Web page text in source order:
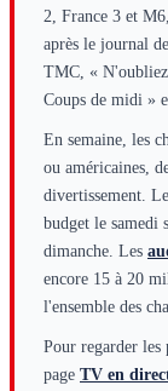
2, France 3 et
après le journal
TMC, « N'oubliez
Coups de midi »
En semaine, les
ou américaines,
divertissement.
budget le samedi
dimanche. Les
encore 15 à 20
l'ensemble des
Pour regarder les
page TV en